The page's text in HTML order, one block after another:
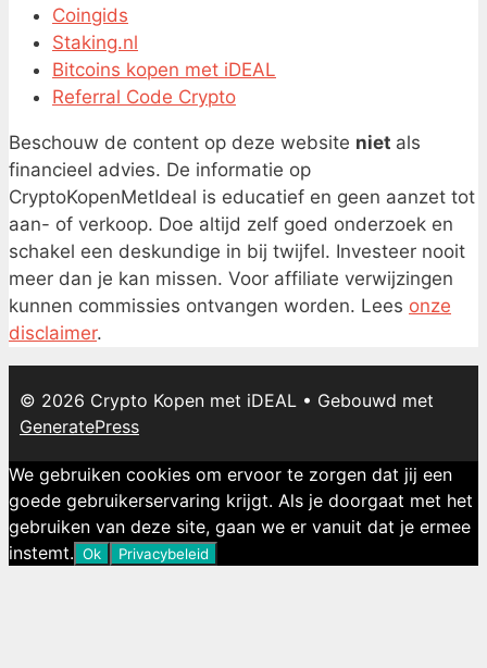
Coingids
Staking.nl
Bitcoins kopen met iDEAL
Referral Code Crypto
Beschouw de content op deze website niet als
financieel advies. De informatie op
CryptoKopenMetIdeal is educatief en geen aanzet tot
aan- of verkoop. Doe altijd zelf goed onderzoek en
schakel een deskundige in bij twijfel. Investeer nooit
meer dan je kan missen. Voor affiliate verwijzingen
kunnen commissies ontvangen worden. Lees onze
disclaimer.
© 2026 Crypto Kopen met iDEAL • Gebouwd met
GeneratePress
We gebruiken cookies om ervoor te zorgen dat jij een
goede gebruikerservaring krijgt. Als je doorgaat met het
gebruiken van deze site, gaan we er vanuit dat je ermee
instemt. Ok Privacybeleid